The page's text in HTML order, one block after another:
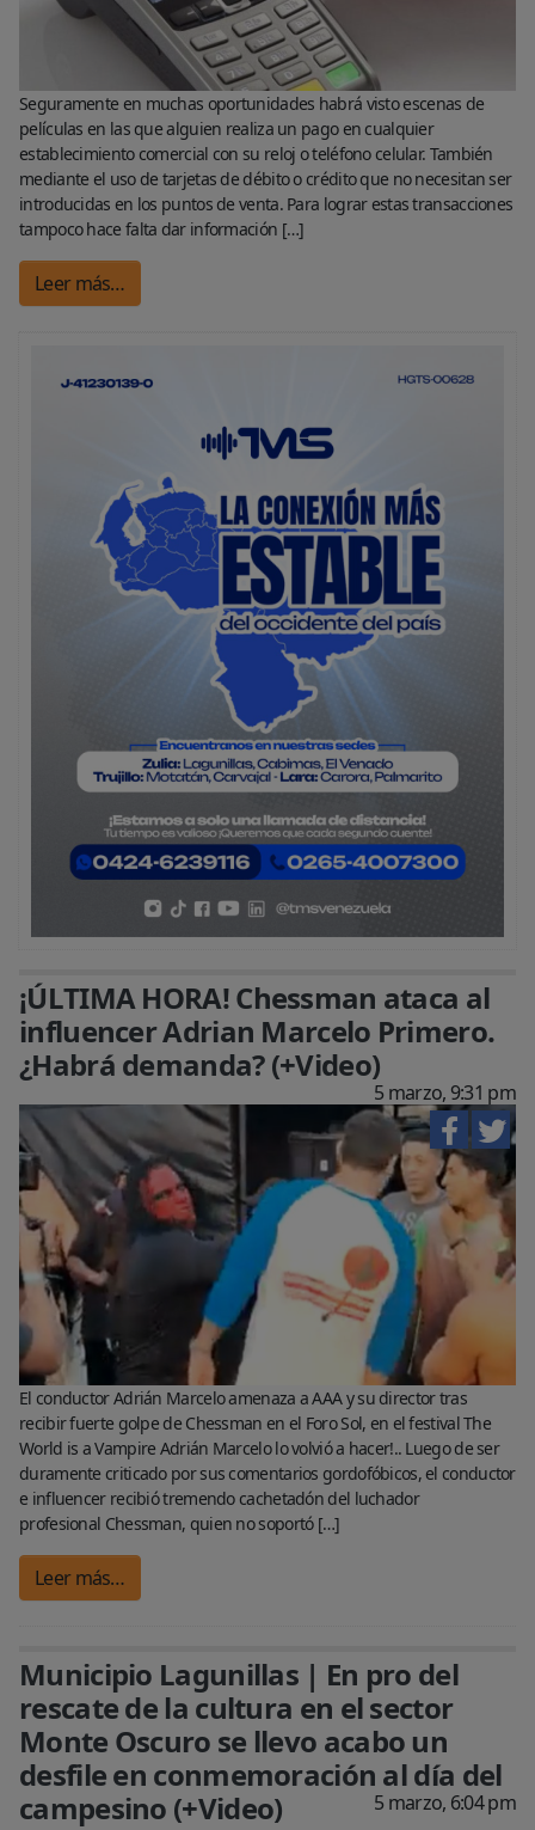
Seguramente en muchas oportunidades habrá visto escenas de
películas en las que alguien realiza un pago en cualquier
establecimiento comercial con su reloj o teléfono celular. También
mediante el uso de tarjetas de débito o crédito que no necesitan ser
introducidas en los puntos de venta. Para lograr estas transacciones
tampoco hace falta dar información […]
Leer más…
¡ÚLTIMA HORA! Chessman ataca al
influencer Adrian Marcelo Primero.
¿Habrá demanda? (+Video)
5 marzo, 9:31 pm
El conductor Adrián Marcelo amenaza a AAA y su director tras
recibir fuerte golpe de Chessman en el Foro Sol, en el festival The
World is a Vampire Adrián Marcelo lo volvió a hacer!.. Luego de ser
duramente criticado por sus comentarios gordofóbicos, el conductor
e influencer recibió tremendo cachetadón del luchador
profesional Chessman, quien no soportó […]
Leer más…
Municipio Lagunillas | En pro del
rescate de la cultura en el sector
Monte Oscuro se llevo acabo un
desfile en conmemoración al día del
campesino (+Video)
5 marzo, 6:04 pm